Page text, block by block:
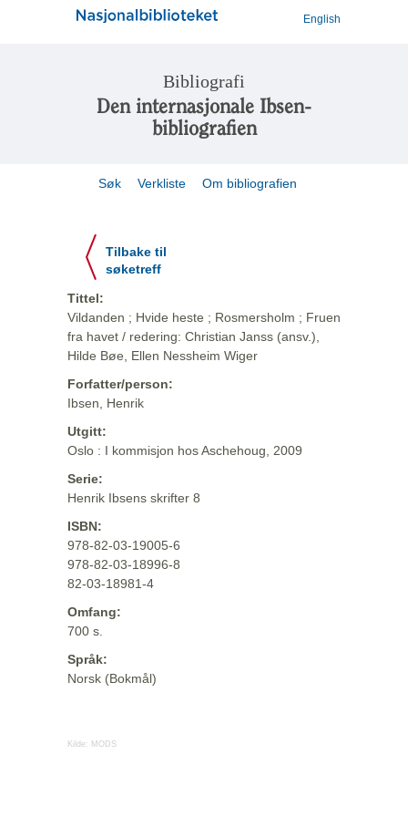
English
Bibliografi
Den internasjonale Ibsen-
bibliografien
Søk Verkliste Om bibliografien
Tilbake til
søketreff
Tittel:
Vildanden ; Hvide heste ; Rosmersholm ; Fruen
fra havet / redering: Christian Janss (ansv.),
Hilde Bøe, Ellen Nessheim Wiger
Forfatter/person:
Ibsen, Henrik
Utgitt:
Oslo : I kommisjon hos Aschehoug, 2009
Serie:
Henrik Ibsens skrifter 8
ISBN:
978-82-03-19005-6
978-82-03-18996-8
82-03-18981-4
Omfang:
700 s.
Språk:
Norsk (Bokmål)
Kilde: MODS